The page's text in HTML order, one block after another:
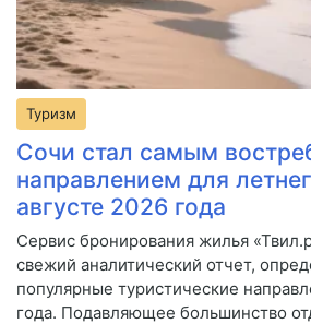
Туризм
Сочи стал самым
направлением для
августе 2026 года
Сервис бронирования жилья
свежий аналитический отчет,
популярные туристические
года. Подавляющее большинство